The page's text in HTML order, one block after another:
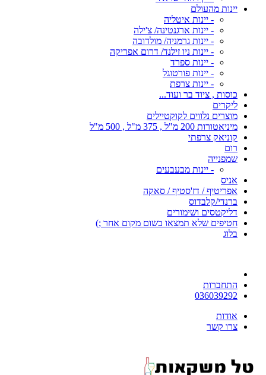
יינות מהעולם
- יינות איטליה
- יינות ארגנטינה/ צ'ילה
- יינות גרמניה/ מולדובה
- יינות ניו זילנד/ דרום אפריקה
- יינות ספרד
- יינות פורטוגל
- יינות צרפת
כוסות , ציוד בר ועוד...
ליקרים
מוצרים נלווים לקוקטיילים
מיניאטורות 200 מ"ל , 375 מ"ל , 500 מ"ל
קוניאק צרפתי
רום
שמפנייה
- יינות מבעבעים
אניס
אפריטיף / דז'סטיף / סאקה
ברנדי/קלבדוס
דליקטסים ושימורים
חטיפים שלא תמצאו בשום מקום אחר ;)
בלוג
התחברות
036039292
אודות
צרו קשר